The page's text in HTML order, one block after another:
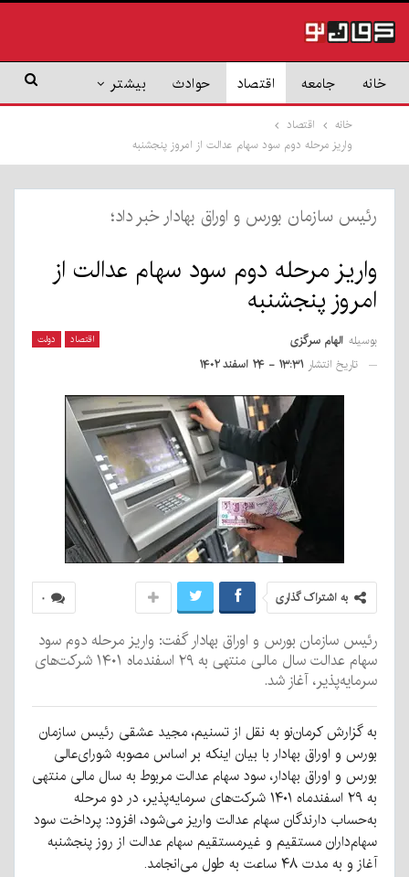
خانه جامعه اقتصاد حوادث بیشتر
خانه
اقتصاد
واریز مرحله دوم سود سهام عدالت از امروز پنجشنبه
رئیس سازمان بورس و اوراق بهادار خبر داد؛
واریز مرحله دوم سود سهام عدالت از
امروز پنجشنبه
اقتصاد دولت بوسیله الهام سرگزی
تاریخ انتشار ۱۳:۳۱ - ۲۴ اسفند ۱۴۰۲
۰ به اشتراک گذاری
رئیس سازمان بورس و اوراق بهادار گفت: واریز مرحله دوم سود
سهام عدالت سال مالی منتهی به ۲۹ اسفندماه ۱۴۰۱ شرکت‌های
سرمایه‌پذیر، آغاز شد.
به گزارش کرمان‌نو به نقل از تسنیم، مجید عشقی رئیس سازمان
بورس و اوراق بهادار با بیان اینکه بر اساس مصوبه شورای‌عالی
بورس و اوراق بهادار، سود سهام عدالت مربوط به سال مالی منتهی
به ۲۹ اسفندماه ۱۴۰۱ شرکت‌های سرمایه‌پذیر، در دو مرحله
به‌حساب دارندگان سهام عدالت واریز می‌شود، افزود: پرداخت سود
سهام‌داران مستقیم و غیرمستقیم سهام عدالت از روز پنجشنبه
آغاز و به مدت ۴۸ ساعت به طول می‌انجامد.